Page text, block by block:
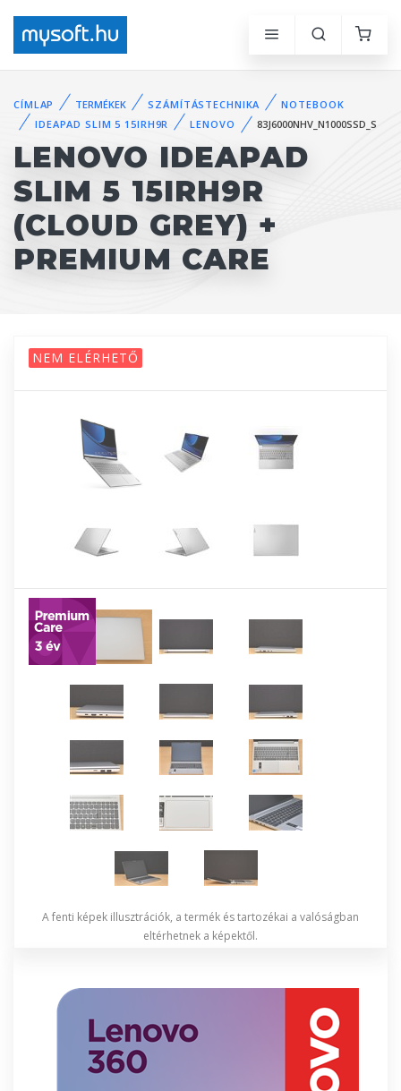
CÍMLAP TERMÉKEK SZÁMÍTÁSTECHNIKA
NOTEBOOK
IDEAPAD SLIM 5 15IRH9R
LENOVO 83J6000NHV_N1000SSD_S
LENOVO IDEAPAD
SLIM 5 15IRH9R
(CLOUD GREY) +
PREMIUM CARE
NEM ELÉRHETŐ
A fenti képek illusztrációk, a termék és tartozékai a valóságban
eltérhetnek a képektől.